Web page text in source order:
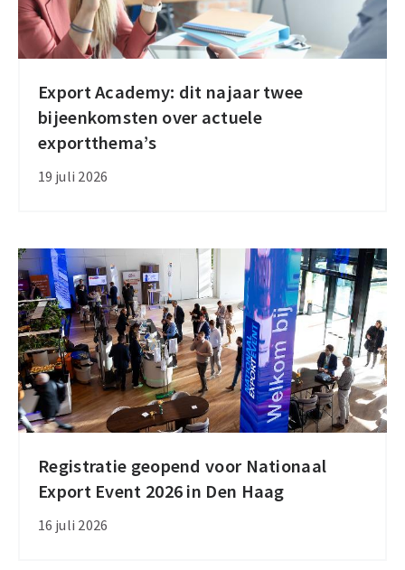
Export Academy: dit najaar twee
bijeenkomsten over actuele
exportthema’s
19 juli 2026
Export
Academy:
dit
najaar
over
actuele
exportthema’s
Registratie geopend voor Nationaal
Export Event 2026 in Den Haag
16 juli 2026
Registratie
geopend
voor